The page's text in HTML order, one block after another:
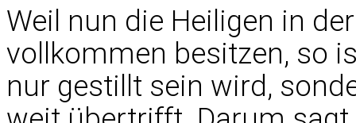
Weil nun die Heiligen in
vollkommen besitzen, so
nur gestillt sein wird,